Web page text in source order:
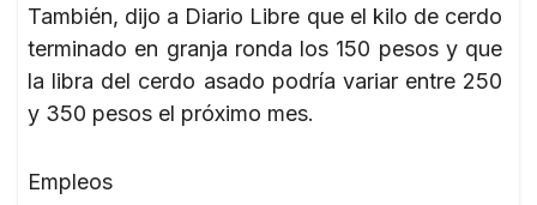
También, dijo a Diario Libre que el kilo de cerdo
terminado en granja ronda los 150 pesos y que
la libra del cerdo asado podría variar entre 250
y 350 pesos el próximo mes.
Empleos